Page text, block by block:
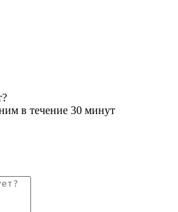
в течение 30 минут